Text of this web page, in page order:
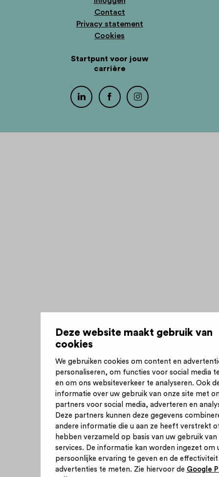
Deze website maakt gebruik van
cookies
We gebruiken cookies om content en
personaliseren, om functies voor social media
en om ons websiteverkeer te analyseren. Ook
informatie over uw gebruik van onze site met
partners voor social media, adverteren en
Deze partners kunnen deze gegevens
andere informatie die u aan ze heeft verstrekt
hebben verzameld op basis van uw gebruik van
services. De informatie kan worden ingezet om
persoonlijke ervaring te geven en de effectiviteit
advertenties te meten. Zie hiervoor de Google
Contact
Privacy statement
Cookies
Startpunt voor jouw
carrière